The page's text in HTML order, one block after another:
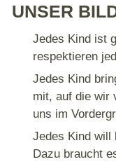
UNSER
Jedes Kind ist
respektieren
Jedes Kind
mit, auf die wir
uns im
Jedes Kind will
Dazu braucht